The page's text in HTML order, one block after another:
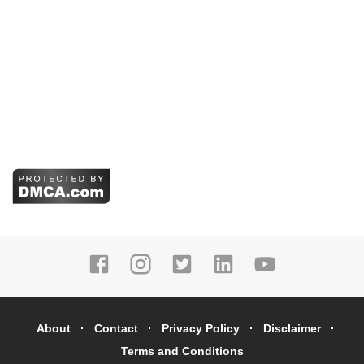
About Contact Privacy Policy
Disclaimer
Terms and Conditions